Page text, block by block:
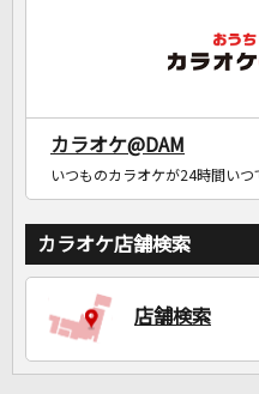
カラオケ@DAM
いつものカラオケが24時間いつ
カラオケ店舗検索
店舗検索